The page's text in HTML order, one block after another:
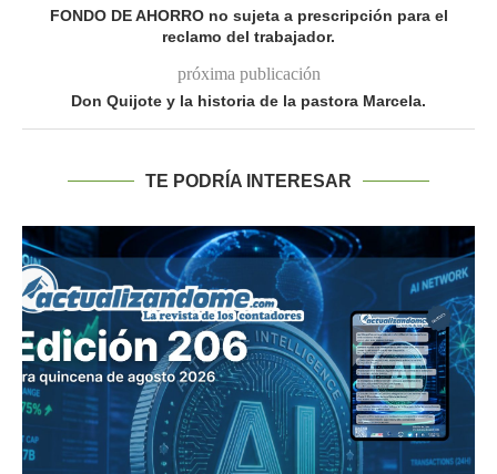
FONDO DE AHORRO no sujeta a prescripción para el
reclamo del trabajador.
próxima publicación
Don Quijote y la historia de la pastora Marcela.
TE PODRÍA INTERESAR